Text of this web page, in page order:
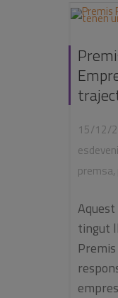
15/12/
premsa,
tingut